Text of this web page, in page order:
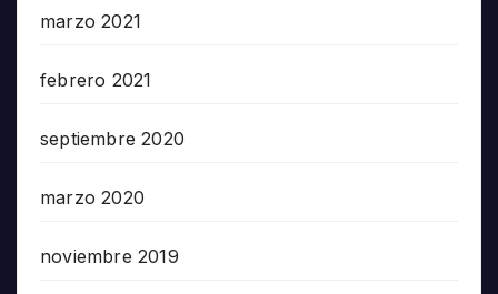
marzo 2021
febrero 2021
septiembre 2020
marzo 2020
noviembre 2019